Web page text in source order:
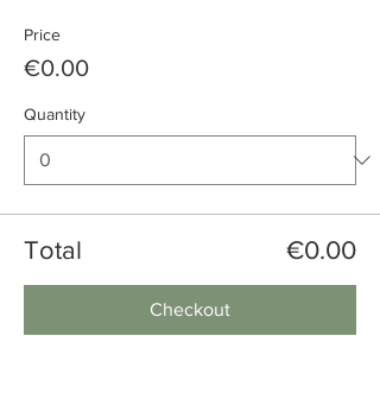
Price
€0.00
Quantity
Total €0.00
Checkout